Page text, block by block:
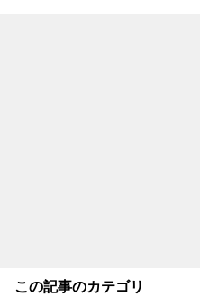
この記事のカテゴリ